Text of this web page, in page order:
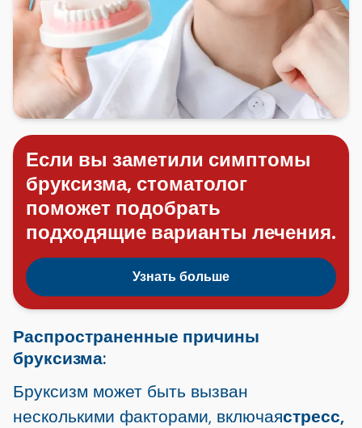
Если вы заметили симптомы
бруксизма, стоматолог
поможет подобрать
подходящие варианты лечения.
Узнать больше
Распространенные причины
бруксизма:
Бруксизм может быть вызван
несколькими факторами, включаястресс,